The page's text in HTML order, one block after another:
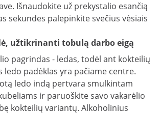
Išnaudokite už prekystalio esančią
sekundes palepinkite svečius vėsiais
užtikrinanti tobulą darbo eigą
pagrindas - ledas, todėl ant kokteilių
ledo padėklas yra pačiame centre.
ledo indą pertvara smulkintam
ir paruoškite savo vakarėlio
kokteilių variantų. Alkoholinius